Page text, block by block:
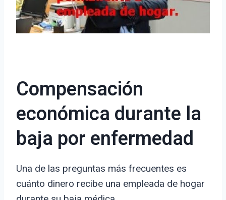
Compensación
económica durante la
baja por enfermedad
Una de las preguntas más frecuentes es
cuánto dinero recibe una empleada de hogar